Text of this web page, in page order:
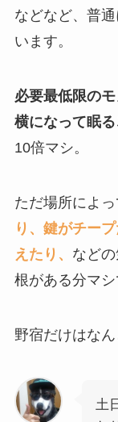
などなど、普
います。
必要最低限の
横になって眠
10倍マシ。
ただ場所によっ
り、鍵がチー
えたり、 など
根がある分マシ
野宿だけはな
土